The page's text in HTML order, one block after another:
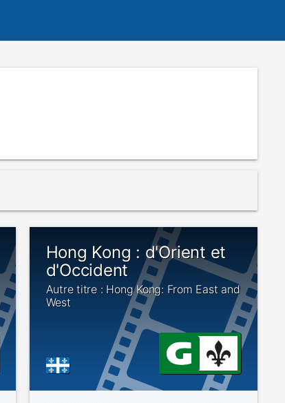
Hong Kong : d'Orient et
d'Occident
Autre titre : Hong Kong: From East and
West